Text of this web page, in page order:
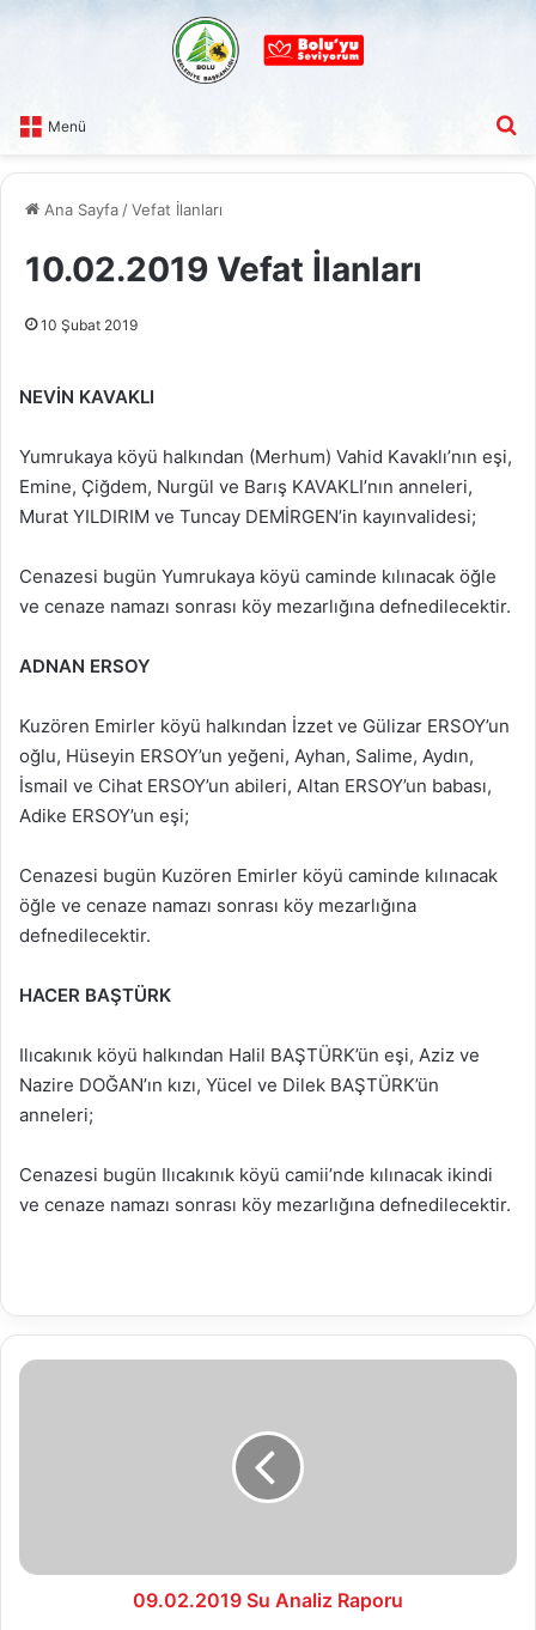
Menü
Ana Sayfa /Vefat İlanları
10.02.2019 Vefat İlanları
10 Şubat 2019
NEVİN KAVAKLI
Yumrukaya köyü halkından (Merhum) Vahid Kavaklı’nın eşi,
Emine, Çiğdem, Nurgül ve Barış KAVAKLI’nın anneleri,
Murat YILDIRIM ve Tuncay DEMİRGEN’in kayınvalidesi;
Cenazesi bugün Yumrukaya köyü caminde kılınacak öğle
ve cenaze namazı sonrası köy mezarlığına defnedilecektir.
ADNAN ERSOY
Kuzören Emirler köyü halkından İzzet ve Gülizar ERSOY’un
oğlu, Hüseyin ERSOY’un yeğeni, Ayhan, Salime, Aydın,
İsmail ve Cihat ERSOY’un abileri, Altan ERSOY’un babası,
Adike ERSOY’un eşi;
Cenazesi bugün Kuzören Emirler köyü caminde kılınacak
öğle ve cenaze namazı sonrası köy mezarlığına
defnedilecektir.
HACER BAŞTÜRK
Ilıcakınık köyü halkından Halil BAŞTÜRK’ün eşi, Aziz ve
Nazire DOĞAN’ın kızı, Yücel ve Dilek BAŞTÜRK’ün
anneleri;
Cenazesi bugün Ilıcakınık köyü camii’nde kılınacak ikindi
ve cenaze namazı sonrası köy mezarlığına defnedilecektir.
09.02.2019
09.02.2019 Su Analiz Raporu